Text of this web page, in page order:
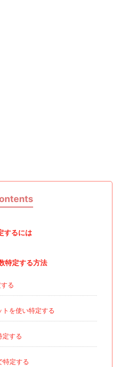
するには
特定する方法
る
を使い特定する
定する
特定する